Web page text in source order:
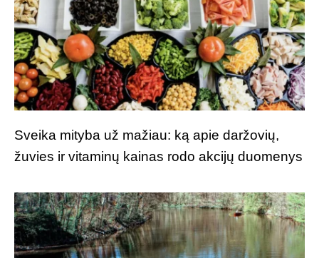
Sveika mityba už mažiau: ką apie daržovių,
žuvies ir vitaminų kainas rodo akcijų duomenys